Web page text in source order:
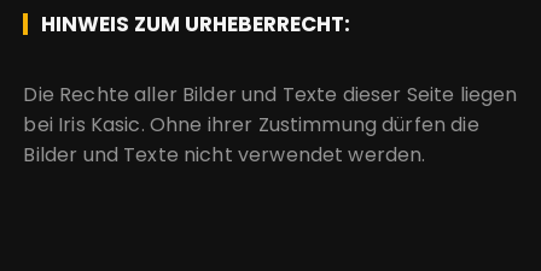
HINWEIS ZUM URHEBERRECHT:
Die Rechte aller Bilder und Texte dieser Seite liegen
bei Iris Kasic. Ohne ihrer Zustimmung dürfen die
Bilder und Texte nicht verwendet werden.